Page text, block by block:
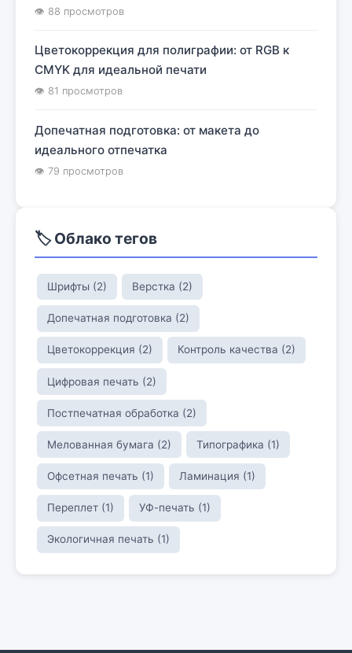
👁 88 просмотров
Цветокоррекция для полиграфии: от RGB к
CMYK для идеальной печати
👁 81 просмотров
Допечатная подготовка: от макета до
идеального отпечатка
👁 79 просмотров
🏷️ Облако тегов
Шрифты (2) Верстка (2)
Допечатная подготовка (2)
Цветокоррекция (2) Контроль качества (2)
Цифровая печать (2)
Постпечатная обработка (2)
Мелованная бумага (2) Типографика (1)
Офсетная печать (1) Ламинация (1)
Переплет (1) УФ-печать (1)
Экологичная печать (1)